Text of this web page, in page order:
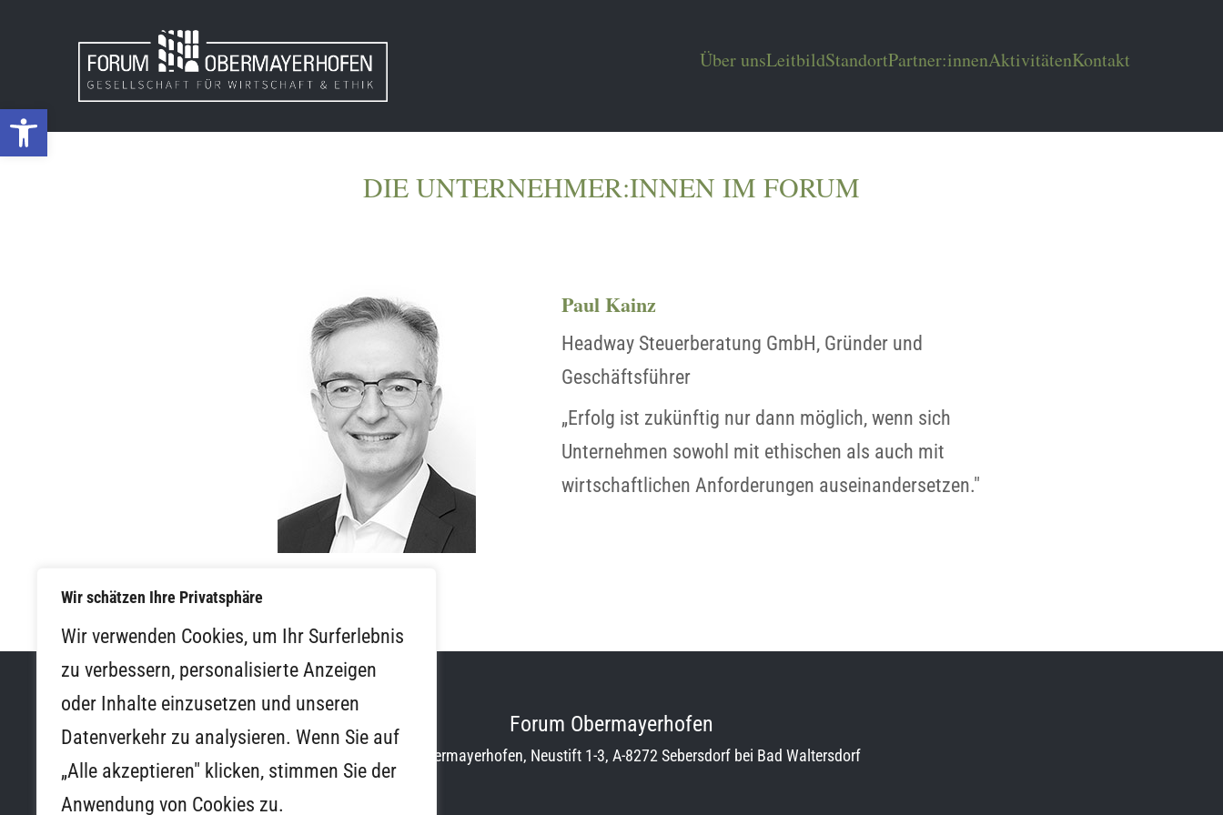
Werkzeugleiste öffnen
Wir schätzen Ihre Privatsphäre
Wir verwenden Cookies, um Ihr Surferlebnis
zu verbessern, personalisierte Anzeigen
oder Inhalte einzusetzen und unseren
Datenverkehr zu analysieren. Wenn Sie auf
„Alle akzeptieren" klicken, stimmen Sie der
Anwendung von Cookies zu.
Über unsLeitbildStandortPartner:innenAktivitätenKontakt
DIE UNTERNEHMER:INNEN IM FORUM
Paul Kainz
Headway Steuerberatung GmbH, Gründer und
Geschäftsführer
„Erfolg ist zukünftig nur dann möglich, wenn sich
Unternehmen sowohl mit ethischen als auch mit
wirtschaftlichen Anforderungen auseinandersetzen."
Forum Obermayerhofen
Schloss Obermayerhofen, Neustift 1-3, A-8272 Sebersdorf bei Bad Waltersdorf